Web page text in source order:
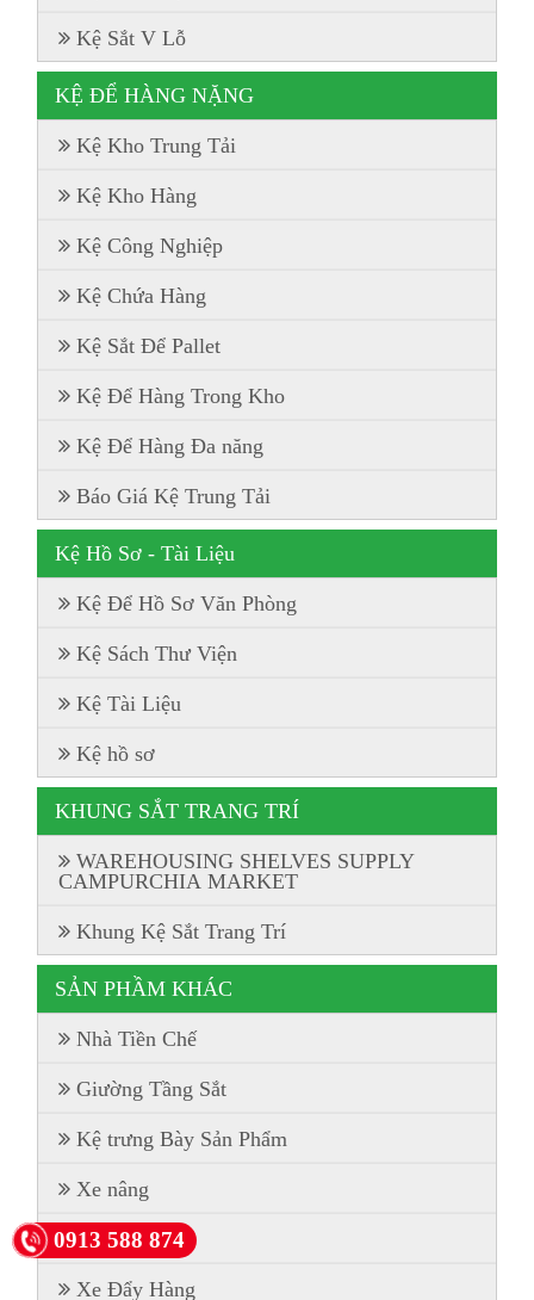
Kệ Sắt V Lỗ
KỆ ĐỂ HÀNG NẶNG
Kệ Kho Trung Tải
Kệ Kho Hàng
Kệ Công Nghiệp
Kệ Chứa Hàng
Kệ Sắt Để Pallet
Kệ Để Hàng Trong Kho
Kệ Để Hàng Đa năng
Báo Giá Kệ Trung Tải
Kệ Hồ Sơ - Tài Liệu
Kệ Để Hồ Sơ Văn Phòng
Kệ Sách Thư Viện
Kệ Tài Liệu
Kệ hồ sơ
KHUNG SẮT TRANG TRÍ
WAREHOUSING SHELVES SUPPLY
CAMPURCHIA MARKET
Khung Kệ Sắt Trang Trí
SẢN PHẦM KHÁC
Nhà Tiền Chế
Giường Tầng Sắt
Kệ trưng Bày Sản Phẩm
Xe nâng
Tủ Locker
Xe Đẩy Hàng
0913 588 874